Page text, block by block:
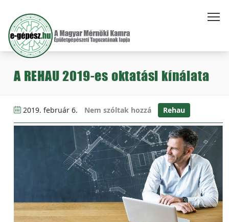
A REHAU 2019-es oktatási kínálata
2019. február 6. Nem szóltak hozzá Rehau